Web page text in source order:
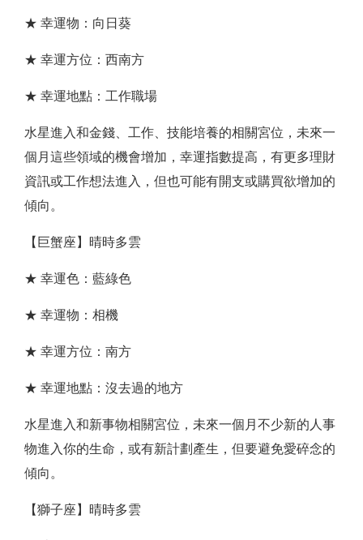
★ 幸運物：向日葵
★ 幸運方位：西南方
★ 幸運地點：工作職場
水星進入和金錢、工作、技能培養的相關宮位，未來一
個月這些領域的機會增加，幸運指數提高，有更多理財
資訊或工作想法進入，但也可能有開支或購買欲增加的
傾向。
【巨蟹座】晴時多雲
★ 幸運色：藍綠色
★ 幸運物：相機
★ 幸運方位：南方
★ 幸運地點：沒去過的地方
水星進入和新事物相關宮位，未來一個月不少新的人事
物進入你的生命，或有新計劃產生，但要避免愛碎念的
傾向。
【獅子座】晴時多雲